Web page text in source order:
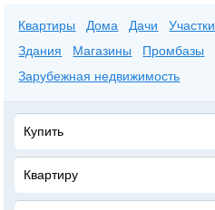
Квартиры Дома Дачи Участки
Здания
Магазины Промбазы
Зарубежная недвижимость
Купить
Квартиру